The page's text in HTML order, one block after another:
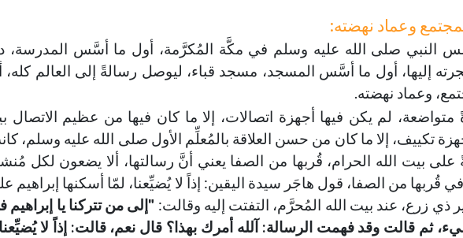
وعماد نهضته:
النبي صلى الله عليه وسلم في مكَّة المُكرَّمة، أول ما أسَّس المدرسة،
إليها، أول ما أسَّس المسجد، مسجد قباء، ليوصل رسالةً إلى العالم كله،
وعماد نهضته.
متواضعة، لم يكن فيها أجهزة اتصالات، إلا ما كان فيها من عظيم الاتصال
تكييف، إلا ما كان من حسن العلاقة بالمُعلِّم الأول صلى الله عليه وسلم،
على بيت الله الحرام، قُربها من الصفا يعني أنَّ رسالتها، ألا يضعون لكل
قُربها من الصفا، قول هاجَر سيدة اليقين: إذاً لا يُضيِّعنا، لمّا أسكنها إبراهيم
ذي زرع، عند بيت الله المُحرَّم، التفتت إليه وقالت: "إلى من تتركنا يا إبراهيم
ثم قالت وقد فهمت الرسالة: آلله أمرك بهذا؟ قال نعم، قالت: إذاً لا
144-حفظ العقل
تاريخ النشر : 2019-09-04
142-خمس أمور تعينك على تربية
خطب الجمعة - 2019-06-14
تاريخ النشر : 2019-09-04